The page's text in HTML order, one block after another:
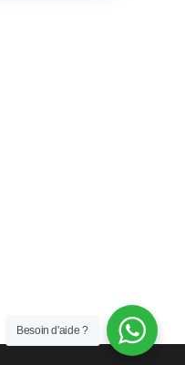
Besoin d'aide ?